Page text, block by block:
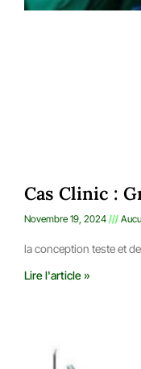
Cas Clinic :
Novembre 19, 2024
la conception teste et
Lire l'article »